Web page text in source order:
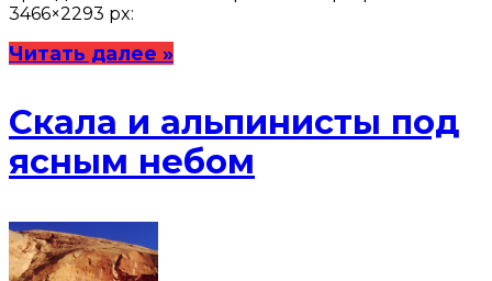
3466×2293 px:
Читать далее »
Скала и альпинисты под
ясным небом